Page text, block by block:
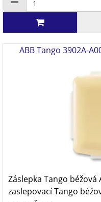
ABB Tango 3902A-
Záslepka Tango béžová
zaslepovací Tango